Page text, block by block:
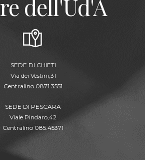
dell'Ud'A
SEDE DI CHIETI
Via dei Vestini,31
Centralino 0871.3551
SEDE DI PESCARA
Viale Pindaro,42
Centralino 085.45371